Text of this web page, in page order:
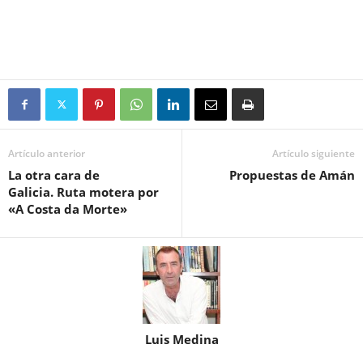
Artículo anterior
La otra cara de
Galicia. Ruta motera por
«A Costa da Morte»
Artículo siguiente
Propuestas de Amán
Luis Medina